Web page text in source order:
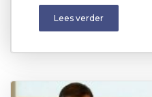
Lees verder